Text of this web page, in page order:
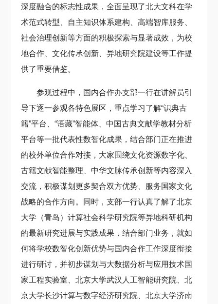
深度融合的标志性成果，全面呈现了北大文科在学
术范式转型、自主知识体系建构、高端智库服务、
社会治理创新等方面的积极探索与显著成效，为校
地合作、文化传承创新、异地研究院建设等工作提
供了重要借鉴。
参观过程中，国内合作办支部一行在讲解员引
导下逐一参观各特色展区，重点学习了解“识典古
籍”平台、“语藏”智能体、中国古典文献学教材分析
平台等一批代表性数智化成果，结合部门正在推进
的校外单位合作对接，大家围绕文化资源数字化、
古籍文献智能整理、中华文脉传承创新等内容深入
交流，积极谋划更多契合双方优势、服务国家文化
战略的合作方向。同时，支部一行认真了解了北京
大学（青岛）计算社会科学研究院等异地科研机构
的最新研究进展与实践成果，结合部门业务，就如
何将学校数智化创新优势与国内合作工作深度衔接
进行研讨，并初步谋划与大数据分析与应用技术国
家工程实验室、北京大学武汉人工智能研究院、北
京大学长沙计算与数字经济研究院、北京大学济南